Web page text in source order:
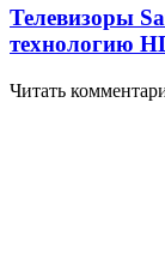
Телевизоры
технологию
Читать